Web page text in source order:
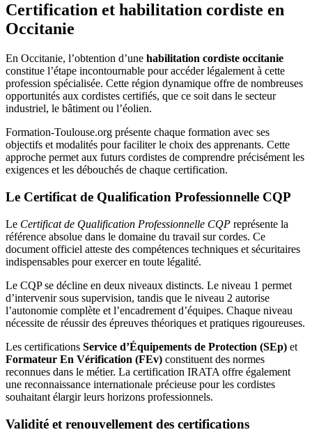
Certification et habilitation cordiste en
Occitanie
En Occitanie, l’obtention d’une habilitation cordiste occitanie
constitue l’étape incontournable pour accéder légalement à cette
profession spécialisée. Cette région dynamique offre de nombreuses
opportunités aux cordistes certifiés, que ce soit dans le secteur
industriel, le bâtiment ou l’éolien.
Formation-Toulouse.org présente chaque formation avec ses
objectifs et modalités pour faciliter le choix des apprenants. Cette
approche permet aux futurs cordistes de comprendre précisément les
exigences et les débouchés de chaque certification.
Le Certificat de Qualification Professionnelle CQP
Le Certificat de Qualification Professionnelle CQP représente la
référence absolue dans le domaine du travail sur cordes. Ce
document officiel atteste des compétences techniques et sécuritaires
indispensables pour exercer en toute légalité.
Le CQP se décline en deux niveaux distincts. Le niveau 1 permet
d’intervenir sous supervision, tandis que le niveau 2 autorise
l’autonomie complète et l’encadrement d’équipes. Chaque niveau
nécessite de réussir des épreuves théoriques et pratiques rigoureuses.
Les certifications Service d’Équipements de Protection (SEp) et
Formateur En Vérification (FEv) constituent des normes
reconnues dans le métier. La certification IRATA offre également
une reconnaissance internationale précieuse pour les cordistes
souhaitant élargir leurs horizons professionnels.
Validité et renouvellement des certifications